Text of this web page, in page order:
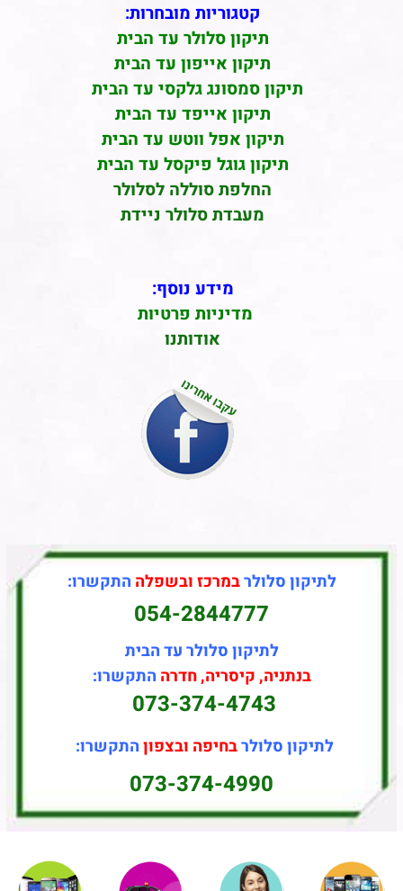
קטגוריות מובחרות:
תיקון סלולר עד הבית
תיקון אייפון עד הבית
תיקון סמסונג גלקסי עד הבית
תיקון אייפד עד הבית
תיקון אפל ווטש עד הבית
תיקון גוגל פיקסל עד הבית
החלפת סוללה לסלולר
מעבדת סלולר ניידת
מידע נוסף:
מדיניות פרטיות
אודותנו
לתיקון סלולרבמרכז ובשפלה התקשרו:
054-2844777
לתיקון סלולר עד הבית
בנתניה, קיסריה, חדרה התקשרו:
073-374-4743
לתיקון סלולרבחיפה ובצפוןהתקשרו:
073-374-4990